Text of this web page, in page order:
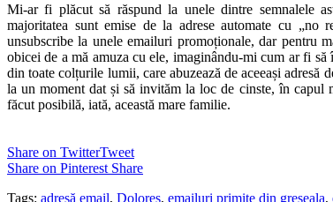
Mi-ar fi plăcut să răspund la unele dintre semnalele
majoritatea sunt emise de la adrese automate cu „no
unsubscribe la unele emailuri promoționale, dar pentru
obicei de a mă amuza cu ele, imaginându-mi cum ar fi
din toate colțurile lumii, care abuzează de aceeași adresă
la un moment dat și să invităm la loc de cinste, în capul
făcut posibilă, iată, această mare familie.
Share on TwitterTweet
Share on Pinterest Share
Tags: adresă email, Dolores, emailuri primite din greseala,